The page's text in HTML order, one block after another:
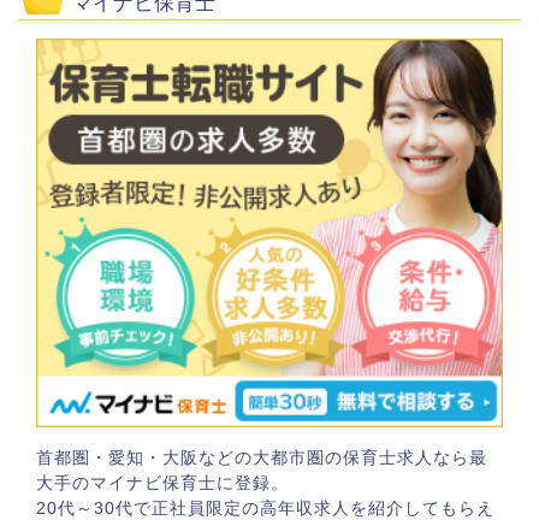
首都圏・愛知・大阪などの大都市圏の保育士求人なら最
大手のマイナビ保育士に登録。
20代～30代で正社員限定の高年収求人を紹介してもらえ